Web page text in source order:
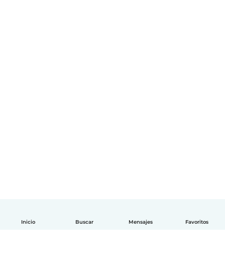
Inicio Buscar Mensajes Favoritos